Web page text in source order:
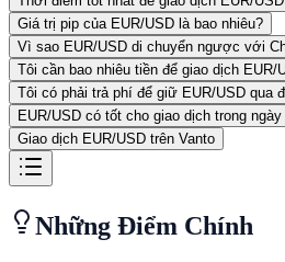
Giá trị pip của EUR/USD là bao nhiêu?
Vì sao EUR/USD di chuyển ngược với
Tôi cần bao nhiêu tiền để giao dịch EUR/
Tôi có phải trả phí để giữ EUR/USD qua
EUR/USD có tốt cho giao dịch trong ngày
Giao dịch EUR/USD trên Vanto
Những Điểm Chính